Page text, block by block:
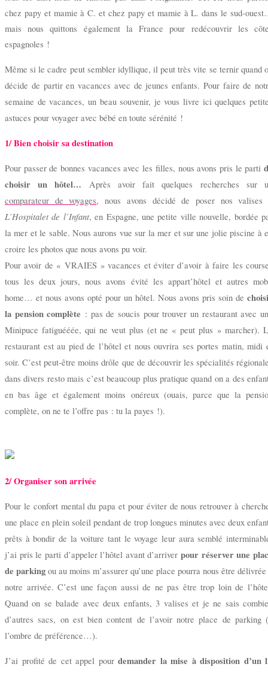
chez papy et mamie à C. et chez papy et mamie à L. dans le sud-
mais nous quittons également la France pour redécouvrir les
espagnoles !
Même si le cadre peut sembler idyllique, il peut très vite se ternir quand
décide de partir en vacances avec de jeunes enfants. Pour faire de
semaine de vacances, un beau souvenir, je vous livre ici quelques
astuces pour voyager avec bébé en toute sérénité !
1/ Bien choisir sa destination
Pour passer de bonnes vacances avec les filles, nous avons pris le parti
choisir un hôtel… Après avoir fait quelques recherches sur
comparateur de voyages, nous avons décidé de poser nos valises
L’Hospitalet de l’Infant, en Espagne, une petite ville nouvelle, bordée
la mer et le sable. Nous aurons vue sur la mer et sur une jolie piscine à
croire les photos que nous avons pu voir.
Pour avoir de « VRAIES » vacances et éviter d’avoir à faire les
tous les deux jours, nous avons évité les appart’hôtel et autres
home… et nous avons opté pour un hôtel. Nous avons pris soin de
la pension complète : pas de soucis pour trouver un restaurant avec
Minipuce fatiguééée, qui ne veut plus (et ne « peut plus » marcher).
restaurant est au pied de l’hôtel et nous ouvrira ses portes matin, midi
soir. C’est peut-être moins drôle que de découvrir les spécialités
dans divers resto mais c’est beaucoup plus pratique quand on a des
en bas âge et également moins onéreux (ouais, parce que la
complète, on ne te l’offre pas : tu la payes !).
2/ Organiser son arrivée
Pour le confort mental du papa et pour éviter de nous retrouver à
une place en plein soleil pendant de trop longues minutes avec deux
prêts à bondir de la voiture tant le voyage leur aura semblé
j’ai pris le parti d’appeler l’hôtel avant d’arriverpour réserver une
de parking ou au moins m’assurer qu’une place pourra nous être
notre arrivée. C’est une façon aussi de ne pas être trop loin de
Quand on se balade avec deux enfants, 3 valises et je ne sais
d’autres sacs, on est bien content de l’avoir notre place de parking
l’ombre de préférence…).
J’ai profité de cet appel pour demander la mise à disposition d’un